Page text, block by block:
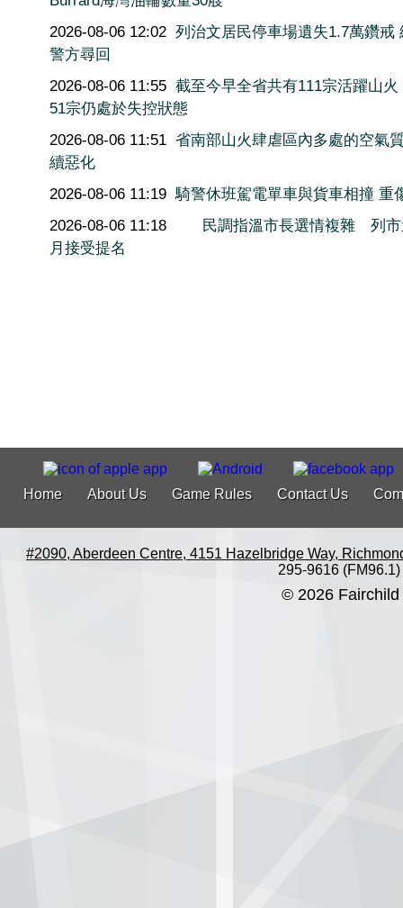
2026-08-06 12:02 列治文居民停車場遺失1.7萬鑽戒
警方尋回
2026-08-06 11:55 截至今早全省共有111宗活躍山火
51宗仍處於失控狀態
2026-08-06 11:51 省南部山火肆虐區內多處的空氣
續惡化
2026-08-06 11:19 騎警休班駕電單車與貨車相撞 重
2026-08-06 11:18
民調指溫市長選情複雜 列
月接受提名
Home About Us Game Rules Contact Us
#2090, Aberdeen Centre, 4151 Hazelbridge Way,
295-9616 (FM96.1)
© 2026 Fairchild